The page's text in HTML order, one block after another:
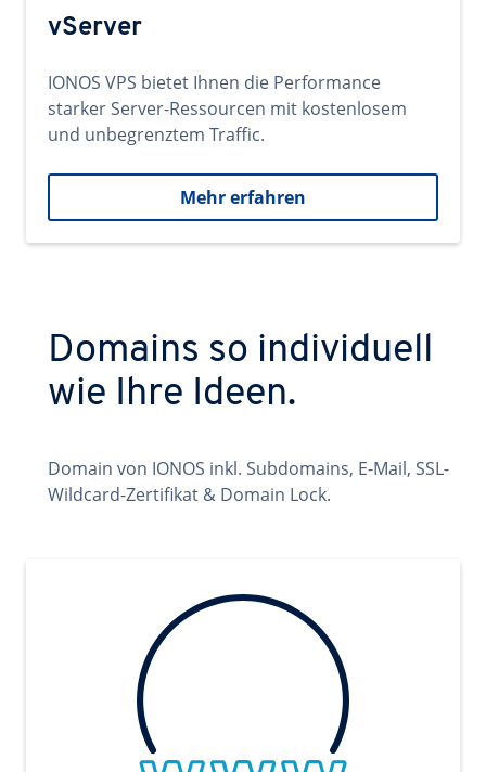
vServer
IONOS VPS bietet Ihnen die Performance
starker Server-Ressourcen mit kostenlosem
und unbegrenztem Traffic.
Mehr erfahren
Domains so individuell
wie Ihre Ideen.
Domain von IONOS inkl. Subdomains, E-Mail, SSL-
Wildcard-Zertifikat & Domain Lock.